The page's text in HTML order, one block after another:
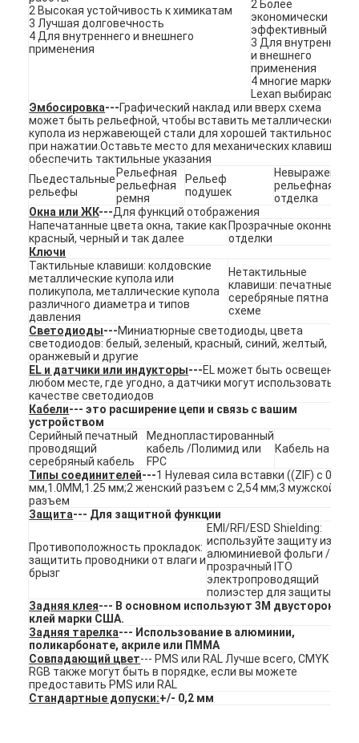
VR-шоу
О нас
Контроль качества
Свяжитесь с нами
Новости
Запросите цитату
Переключатель мембраны СИД
Тактильный переключатель мембраны
Переключатель мембраны FPC
Водонепроницаемый мембранный переключатель
Дигитальный мембранный переключатель печати
переключатель мембраны с подсветкой
Графический верхний слой
Медицинский переключатель мембраны
Плоская мембрана переключателя
ESD мембранный переключатель
Переключатель мембраны LCD
Емкостный переключатель мембраны
2 Высокая устойчивость к химикатам
3 Лучшая долговечность
4 Для внутреннего и внешнего
применения
2 Более
экономически
эффективный
3 Для внутреннего
и внешнего
применения
4 многие марки
Lexan выбирают
Эмбосировка---Графический наклад или вверх схема
может быть рельефной, чтобы вставить металлические
купола из нержавеющей стали для хорошей тактильности
при нажатии.Оставьте место для механических клавиш и
обеспечить тактильные указания
Пьедестальные
рельефы
Рельефная
рельефная
ремня
Рельеф
подушек
Невыраженная
рельефная
отделка
Окна или ЖК---Для функций отображения
Напечатанные цвета окна, такие как
красный, черный и так далее
Прозрачные оконные
отделки
Ключи
Тактильные клавиши: колдовские
металлические купола или
поликупола, металлические купола
различного диаметра и типов
давления
Нетактильные
клавиши: печатные
серебряные пятна на
схеме
Светодиоды---Миниатюрные светодиоды, цвета
светодиодов: белый, зеленый, красный, синий, желтый,
оранжевый и другие
EL и датчики или индукторы---EL может быть освещен в
любом месте, где угодно, а датчики могут использоваться в
качестве светодиодов
Кабели--- это расширение цепи и связь с вашим
устройством
Серийный печатный
проводящий
серебряный кабель
Меднопластированный
кабель /Полимид или
FPC
Кабель на ПКБ
Типы соединителей---1 Нулевая сила вставки ((ZIF) с 0,5
мм,1.0MM,1.25 мм;2 женский разъем с 2,54 мм;3 мужской
разъем
Защита--- Для защитной функции
Противоположность прокладок:
защитить проводники от влаги и
брызг
EMI/RFI/ESD Shielding:
используйте защиту из
алюминиевой фольги /
прозрачный ITO
электропроводящий
полиэстер для защиты
Задняя клея--- В основном используют 3M двусторонний
клей марки США.
Задняя тарелка--- Использование в алюминии,
поликарбонате, акриле или ПММА
Совпадающий цвет--- PMS или RAL Лучше всего, CMYK или
RGB также могут быть в порядке, если вы можете
предоставить PMS или RAL
Стандартные допуски:+/- 0,2 мм